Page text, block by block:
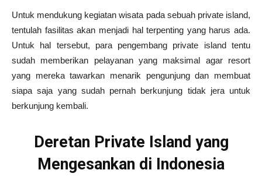
Untuk mendukung kegiatan wisata pada sebuah private island,
tentulah fasilitas akan menjadi hal terpenting yang harus ada.
Untuk hal tersebut, para pengembang private island tentu
sudah memberikan pelayanan yang maksimal agar resort
yang mereka tawarkan menarik pengunjung dan membuat
siapa saja yang sudah pernah berkunjung tidak jera untuk
berkunjung kembali.
Deretan Private Island yang
Mengesankan di Indonesia